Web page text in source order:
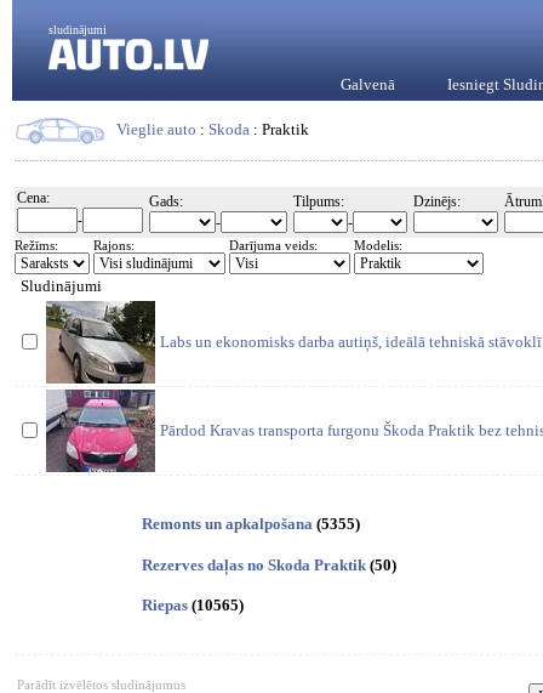
sludinājumi
Galvenā Iesniegt
Vieglie auto : Skoda : Praktik
Cena:
-
Gads:
-
Tilpums:
-
Dzinējs:
Režīms: Rajons: Darījuma veids: Modelis:
Sludinājumi
Labs un ekonomisks darba autiņš, ideālā tehniskā
Pārdod Kravas transporta furgonu Škoda Praktik bez
Remonts un apkalpošana (5355)
Rezerves daļas no Skoda Praktik (50)
Riepas (10565)
Parādīt izvēlētos sludinājumus